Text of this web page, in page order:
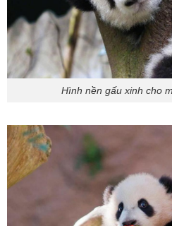
Hình nền gấu xinh cho